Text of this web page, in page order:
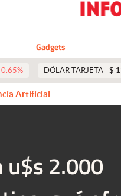
Gadgets
% DÓLAR TARJETA $
Artificial
u$s 2.000